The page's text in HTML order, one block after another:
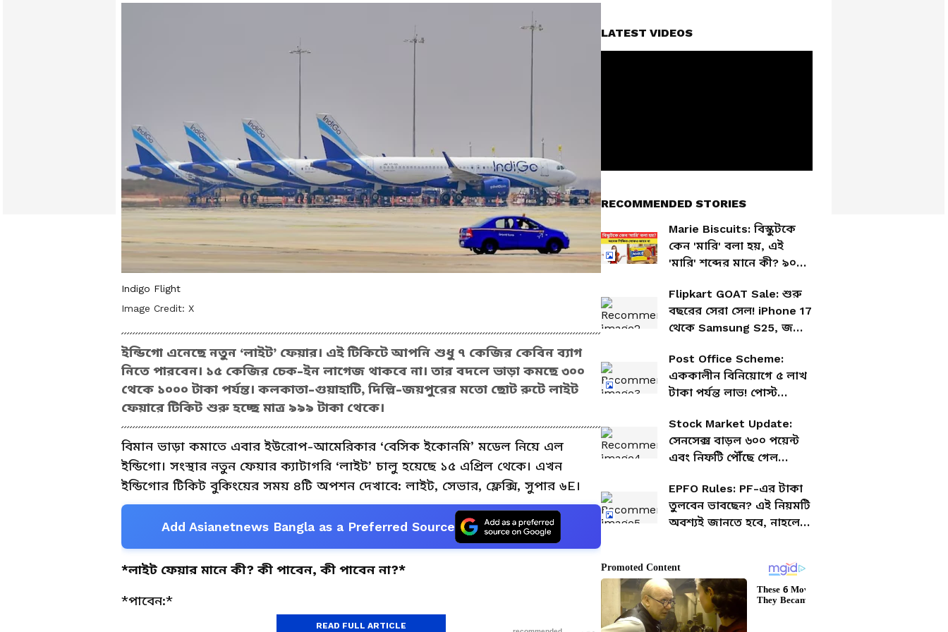
Indigo Flight
Image Credit: X
ইন্ডিগো এনেছে নতুন ‘লাইট’ ফেয়ার। এই টিকিটে আপনি শুধু ৭ কেজির কেবিন ব্যাগ
নিতে পারবেন। ১৫ কেজির চেক-ইন লাগেজ থাকবে না। তার বদলে ভাড়া কমছে ৩০০
থেকে ১০০০ টাকা পর্যন্ত। কলকাতা-গুয়াহাটি, দিল্লি-জয়পুরের মতো ছোট রুটে লাইট
ফেয়ারে টিকিট শুরু হচ্ছে মাত্র ৯৯৯ টাকা থেকে।
বিমান ভাড়া কমাতে এবার ইউরোপ-আমেরিকার ‘বেসিক ইকোনমি’ মডেল নিয়ে এল
ইন্ডিগো। সংস্থার নতুন ফেয়ার ক্যাটাগরি ‘লাইট’ চালু হয়েছে ১৫ এপ্রিল থেকে। এখন
ইন্ডিগোর টিকিট বুকিংয়ের সময় ৪টি অপশন দেখাবে: লাইট, সেভার, ফ্লেক্সি, সুপার ৬E।
Add Asianetnews Bangla as a Preferred Source
*লাইট ফেয়ার মানে কী? কী পাবেন, কী পাবেন না?*
*পাবেন:*
READ FULL ARTICLE
LATEST VIDEOS
RECOMMENDED STORIES
Marie Biscuits: বিস্কুটকে
কেন 'মারি' বলা হয়, এই
'মারি' শব্দের মানে কী? ৯০
Flipkart GOAT Sale: শুরু
বছরের সেরা সেল! iPhone 17
থেকে Samsung S25, জলের
Post Office Scheme:
এককালীন বিনিয়োগে ৫ লাখ
টাকা পর্যন্ত লাভ! পোস্ট
জানেন?
Stock Market Update:
সেনসেক্স বাড়ল ৬০০ পয়েন্ট
এবং নিফটি পৌঁছে গেল
এই মুহূর্তে অবস্থা কী?
EPFO Rules: PF-এর টাকা
তুলবেন ভাবছেন? এই নিয়মটি
অবশ্যই জানতে হবে, নাহলেই